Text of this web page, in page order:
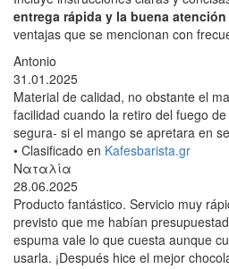
entrega rápida y la buena
ventajas que se mencionan con
Antonio
31.01.2025
Material de calidad, no obstante el
facilidad cuando la retiro del fuego
segura- si el mango se apretara en
• Clasificado en Kafesbarista.gr
Ναταλία
28.06.2025
Producto fantástico. Servicio muy
previsto que me habían
espuma vale lo que cuesta aunque
usarla. ¡Después hice el mejor